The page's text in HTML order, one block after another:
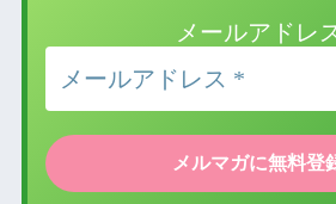
メールアドレ